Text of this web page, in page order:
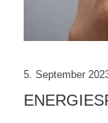
5. September